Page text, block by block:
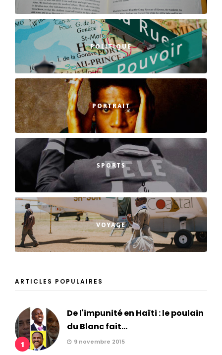
POLITIQUE
PORTRAIT
SPORTS
VOYAGE
ARTICLES POPULAIRES
1
De l'impunité en Haïti : le poulain
du Blanc fait...
9 novembre 2015